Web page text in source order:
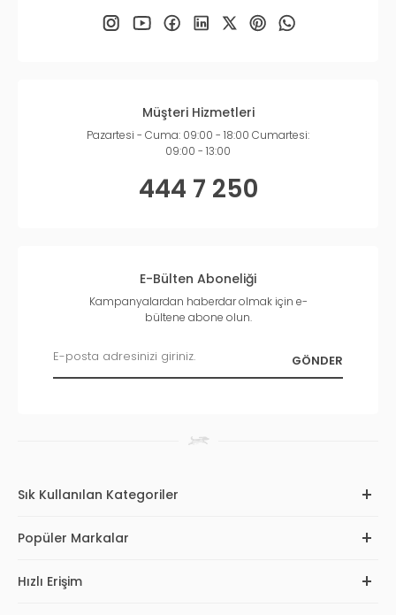
Müşteri Hizmetleri
Pazartesi - Cuma: 09:00 - 18:00 Cumartesi:
09:00 - 13:00
444 7 250
E-Bülten Aboneliği
Kampanyalardan haberdar olmak için e-
bültene abone olun.
Sık Kullanılan Kategoriler
Popüler Markalar
Hızlı Erişim